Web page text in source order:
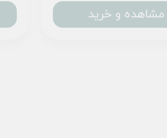
مشاهده و خرید